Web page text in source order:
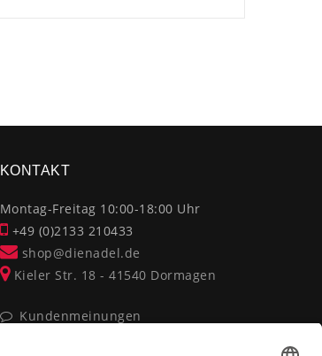
KONTAKT
Montag-Freitag 10:00-18:00 Uhr
+49 (0)2133 210433
shop@dienadel.de
Kieler Str. 18 - 41540 Dormagen
Kundenmeinungen